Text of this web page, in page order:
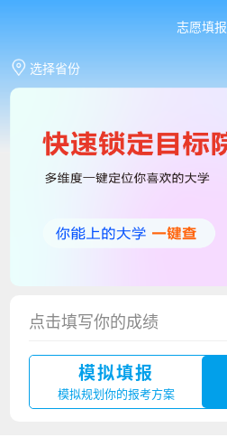
志愿填报
选择省份
点击填写你的成绩
模拟填报
模拟规划你的报考方案